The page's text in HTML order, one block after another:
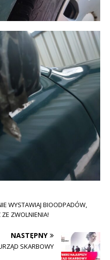
WYSTAWIAJ BIOODPADÓW,
ZE ZWOLNIENIA!
NASTĘPNY
SKARBOWY